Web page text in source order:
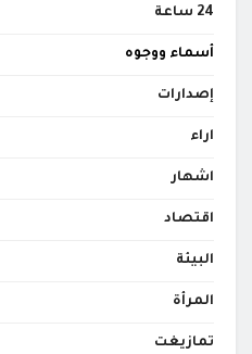
24 ساعة
أسماء ووجوه
إصدارات
اراء
اشهار
اقتصاد
البيئة
المرأة
تمازيغت